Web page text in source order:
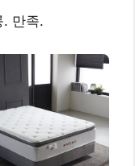
. 만족.